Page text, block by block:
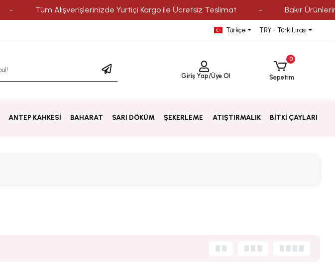
Tüm Alışverişlerinizde Yurtiçi Kargo ile Ücretsiz Teslimat Bakır
Türkçe TRY - Türk Lirası
Giriş Yap/Üye Ol
0
Sepetim
ANTEP KAHKESİ BAHARAT SARI DÖKÜM ŞEKERLEME ATIŞTIRMALIK BİTKİ ÇAYLARI